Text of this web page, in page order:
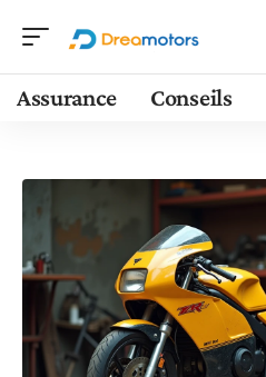
Assurance Conseils